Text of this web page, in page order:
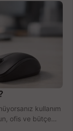
kullanım
ofis ve bütçe